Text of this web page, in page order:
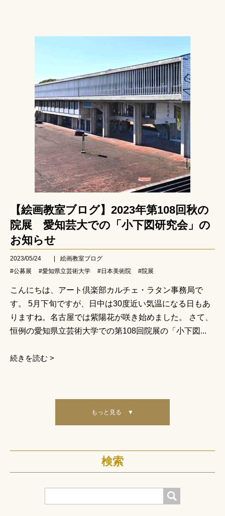
【絵画教室ブログ】2023年第108回秋の
院展 愛知芸大での「小下図研究会」の
お知らせ
2023/05/24
絵画教室ブログ
#公募展
#愛知県立芸術大学 #日本美術院 #院展
こんにちは、アート倶楽部カルチェ・ラタン事務局で
す。 5月下旬ですが、日中は30度近い気温になる日もあ
りますね。名古屋では紫陽花が咲き始めました。 さて、
恒例の愛知県立芸術大学での第108回院展の「小下図...
続きを読む >
もっと見る ▼
検索
検索